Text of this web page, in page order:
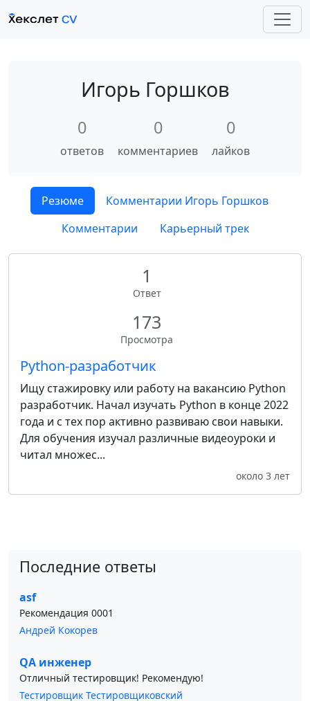
Игорь Горшков
0
ответов
0
комментариев
0
лайков
Резюме
Комментарии Игорь Горшков
Комментарии
Карьерный трек
1
Ответ
173
Просмотра
Python-разработчик
Ищу стажировку или работу на вакансию Python
разработчик. Начал изучать Python в конце 2022
года и с тех пор активно развиваю свои навыки.
Для обучения изучал различные видеоуроки и
читал множес...
около 3 лет
Последние ответы
asf
Рекомендация 0001
Андрей Кокорев
QA инженер
Отличный тестировщик! Рекомендую!
Тестировщик Тестировщиковский